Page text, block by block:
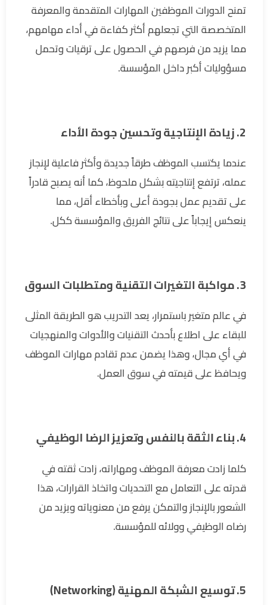
تمنح الدورات الموظفين المهارات المتقدمة والمعرفة
المتخصصة التي تجعلهم أكثر كفاءة في أداء مهامهم،
مما يزيد من فرصهم في الحصول على ترقيات وتحمل
مسؤوليات أكبر داخل المؤسسة.
2. زيادة الإنتاجية وتحسين جودة الأداء
عندما يكتسب الموظف طرقاً جديدة وأكثر فاعلية لإنجاز
عمله، ترتفع إنتاجيته بشكل ملحوظ، كما أنه يصبح قادراً
على تقديم عمل بجودة أعلى وبأخطاء أقل، مما
ينعكس إيجاباً على نتائج الفريق والمؤسسة ككل.
3. مواكبة التغيرات التقنية ومتطلبات السوق
في عالم متغير باستمرار، يعد التدريب هو الطريقة المثلى
للبقاء على اطلاع بأحدث التقنيات والأدوات والمنهجيات
في أي مجال، وهذا يضمن عدم تقادم مهارات الموظف
ويحافظ على قيمته في سوق العمل.
4. بناء الثقة بالنفس وتعزيز الرضا الوظيفي
كلما زادت معرفة الموظف ومهاراته، زادت ثقته في
قدرته على التعامل مع التحديات واتخاذ القرارات، هذا
الشعور بالإنجاز والتمكن يرفع من معنوياته ويزيد من
رضاه الوظيفي وولائه للمؤسسة.
5. توسيع الشبكة المهنية (Networking)